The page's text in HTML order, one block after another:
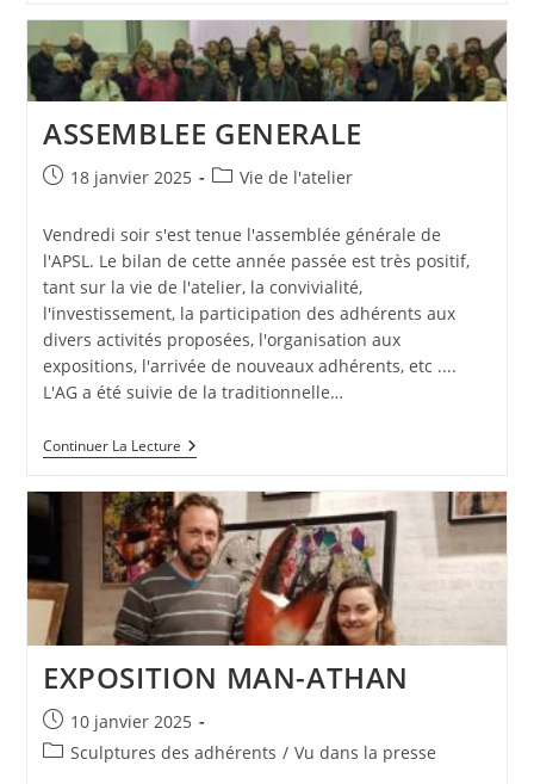
REPORTAGE
A
L’APSL
ASSEMBLEE GENERALE
Publication
18 janvier 2025
PostVie de l'atelier
Vendredi soir s'est tenue l'assemblée générale de
l'APSL. Le bilan de cette année passée est très positif,
tant sur la vie de l'atelier, la convivialité,
l'investissement, la participation des adhérents aux
divers activités proposées, l'organisation aux
expositions, l'arrivée de nouveaux adhérents, etc ....
L'AG a été suivie de la traditionnelle…
Continuer La LectureASSEMBLEE
GENERALE
EXPOSITION MAN-ATHAN
Publication
publiée :
10 janvier 2025
PostSculptures des adhérents / Vu dans la presse